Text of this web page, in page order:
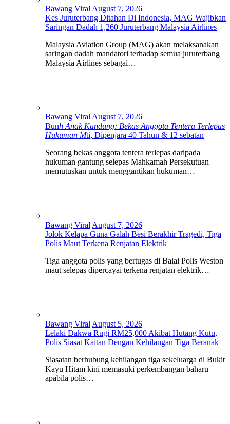
Bawang Viral August 7, 2026
Kes Juruterbang Ditahan Di Indonesia, MAG Wajibkan
Saringan Dadah 1,260 Juruterbang Malaysia Airlines
Malaysia Aviation Group (MAG) akan melaksanakan
saringan dadah mandatori terhadap semua juruterbang
Malaysia Airlines sebagai…
Bawang Viral August 7, 2026
Bunh Anak Kandung: Bekas Anggota Tentera Terlepas
Hukuman Mti, Dipenjara 40 Tahun & 12 sebatan
Seorang bekas anggota tentera terlepas daripada
hukuman gantung selepas Mahkamah Persekutuan
memutuskan untuk menggantikan hukuman…
Bawang Viral August 7, 2026
Jolok Kelapa Guna Galah Besi Berakhir Tragedi, Tiga
Polis Maut Terkena Renjatan Elektrik
Tiga anggota polis yang bertugas di Balai Polis Weston
maut selepas dipercayai terkena renjatan elektrik…
Bawang Viral August 5, 2026
Lelaki Dakwa Rugi RM25,000 Akibat Hutang Kutu,
Polis Siasat Kaitan Dengan Kehilangan Tiga Beranak
Siasatan berhubung kehilangan tiga sekeluarga di Bukit
Kayu Hitam kini memasuki perkembangan baharu
apabila polis…